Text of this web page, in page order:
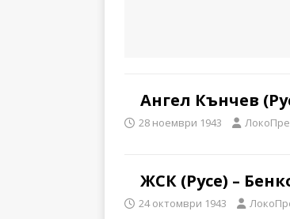
Ангел Кънчев
28 ноември 1943
ЖСК (Русе) –
24 октомври 1943